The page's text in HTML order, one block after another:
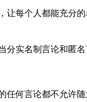
让每个人都能充分
分实名制言论和匿
任何言论都不允许